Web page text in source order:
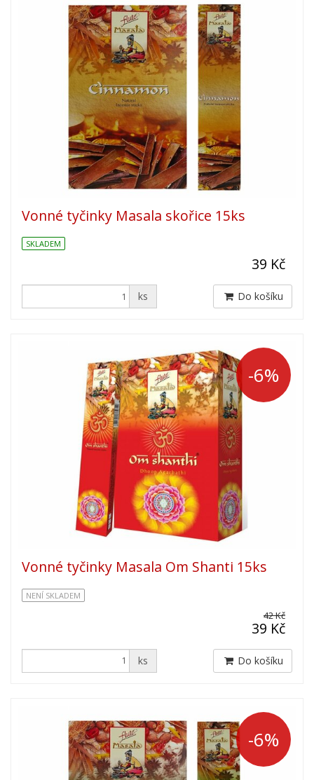
Vonné tyčinky Masala skořice 15ks
SKLADEM
39 Kč
ks Do košíku
-6%
Vonné tyčinky Masala Om Shanti 15ks
NENÍ SKLADEM
42 Kč
39 Kč
ks Do košíku
-6%